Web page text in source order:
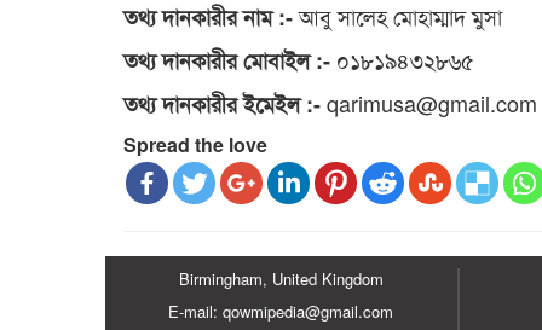
তথ্য দানকারীর নাম :-আবু সালেহ মোহাম্মাদ মুসা
তথ্য দানকারীর মোবাইল :- ০১৮১৯৪৩২৮৬৫
তথ্য দানকারীর ইমেইল :-qarimusa@gmail.com
Spread the love
Birmingham, United Kingdom
E-mail: qowmipedia@gmail.com